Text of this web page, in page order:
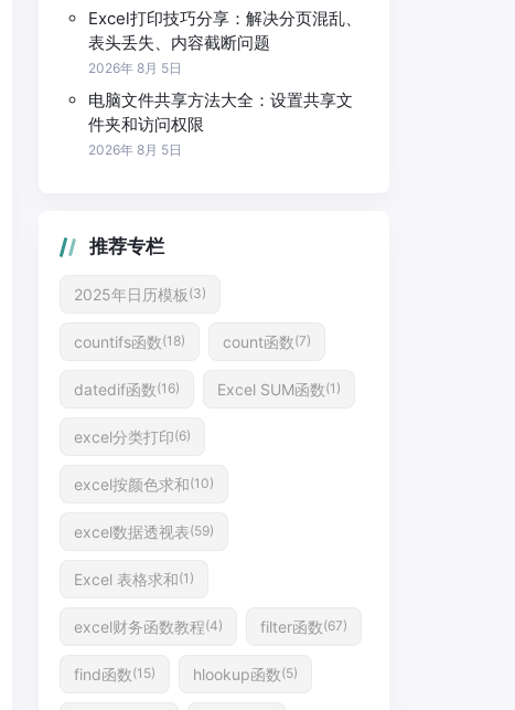
Excel打印技巧分享：解决分页混乱、
表头丢失、内容截断问题
2026年 8月 5日
电脑文件共享方法大全：设置共享文
件夹和访问权限
2026年 8月 5日
推荐专栏
2025年日历模板 (3)
countifs函数(18) count函数(7)
datedif函数(16) Excel SUM函数(1)
excel分类打印(6)
excel按颜色求和(10)
excel数据透视表(59)
Excel 表格求和(1)
excel财务函数教程(4) filter函数(67)
find函数(15) hlookup函数(5)